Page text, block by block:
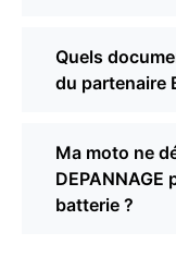
Quels
du partenaire
Ma moto ne
batterie ?